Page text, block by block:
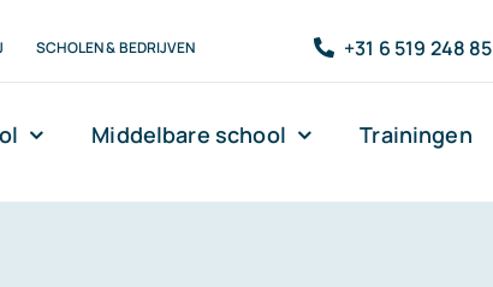
SCHOLEN & BEDRIJVEN +31 6 519 248 85
Middelbare school Trainingen